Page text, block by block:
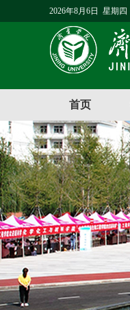
2026年8月6日 星期四
首页